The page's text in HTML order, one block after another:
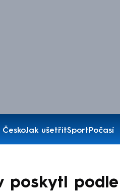
Jak ušetřitSportPočasí
poskytl podle